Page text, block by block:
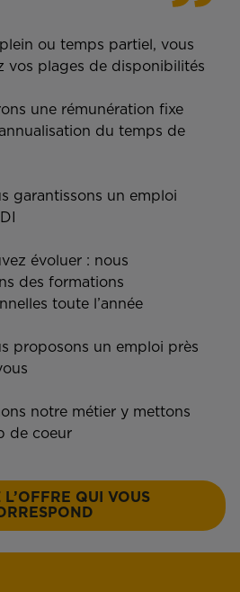
ou temps partiel, vous
vos plages de disponibilités
une rémunération fixe
du temps de
garantissons un emploi
évoluer : nous
des formations
toute l’année
proposons un emploi près
notre métier y mettons
de coeur
QUI VOUS